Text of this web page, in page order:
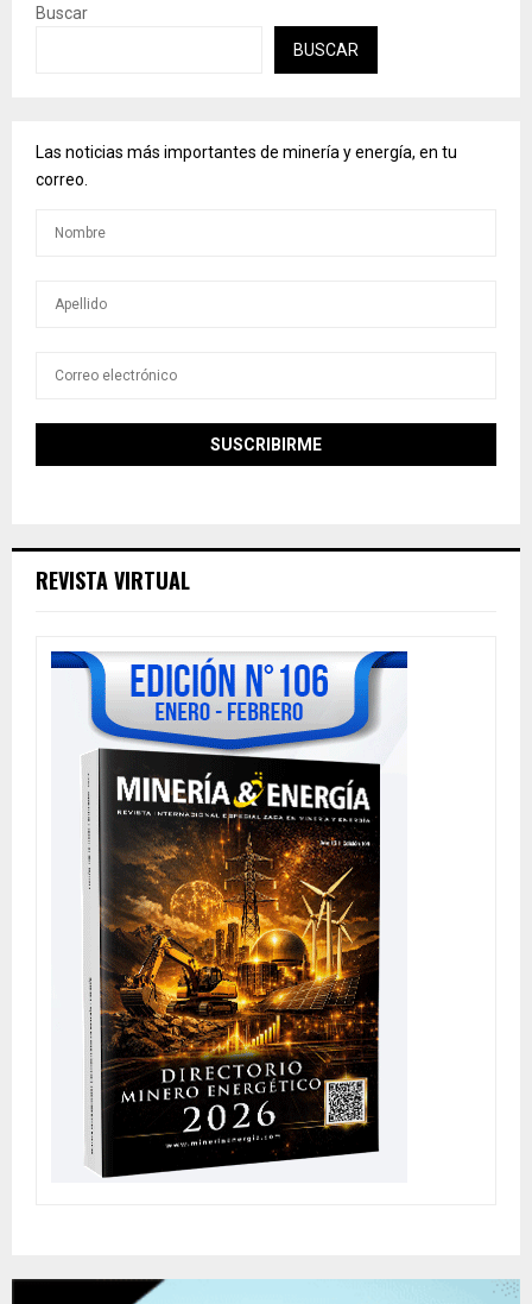
Buscar
BUSCAR
Las noticias más importantes de minería y energía, en tu
correo.
REVISTA VIRTUAL